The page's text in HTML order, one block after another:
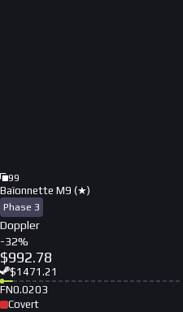
99
Baïonnette M9 (★)
Phase 3
Doppler
-32%
$992.78
$1471.21
FN0.0203
Covert